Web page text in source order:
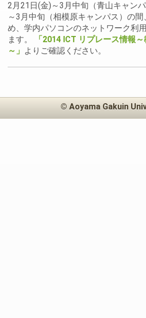
2月21日(金)～3月中旬（青山キャン
～3月中旬（相模原キャンパス）の
め、学内パソコンのネットワーク利
ます。
「2014 ICT リプレース情報
～」 よりご確認ください。
© Aoyama Gakuin